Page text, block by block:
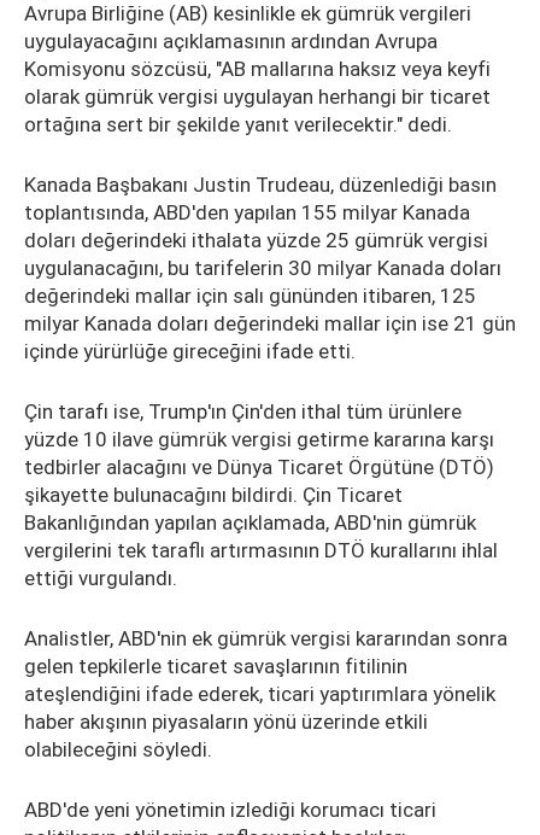
Avrupa Birliğine (AB) kesinlikle ek gümrük vergileri
uygulayacağını açıklamasının ardından Avrupa
Komisyonu sözcüsü, "AB mallarına haksız veya keyfi
olarak gümrük vergisi uygulayan herhangi bir ticaret
ortağına sert bir şekilde yanıt verilecektir." dedi.
Kanada Başbakanı Justin Trudeau, düzenlediği basın
toplantısında, ABD'den yapılan 155 milyar Kanada
doları değerindeki ithalata yüzde 25 gümrük vergisi
uygulanacağını, bu tarifelerin 30 milyar Kanada doları
değerindeki mallar için salı gününden itibaren, 125
milyar Kanada doları değerindeki mallar için ise 21 gün
içinde yürürlüğe gireceğini ifade etti.
Çin tarafı ise, Trump'ın Çin'den ithal tüm ürünlere
yüzde 10 ilave gümrük vergisi getirme kararına karşı
tedbirler alacağını ve Dünya Ticaret Örgütüne (DTÖ)
şikayette bulunacağını bildirdi. Çin Ticaret
Bakanlığından yapılan açıklamada, ABD'nin gümrük
vergilerini tek taraflı artırmasının DTÖ kurallarını ihlal
ettiği vurgulandı.
Analistler, ABD'nin ek gümrük vergisi kararından sonra
gelen tepkilerle ticaret savaşlarının fitilinin
ateşlendiğini ifade ederek, ticari yaptırımlara yönelik
haber akışının piyasaların yönü üzerinde etkili
olabileceğini söyledi.
ABD'de yeni yönetimin izlediği korumacı ticari